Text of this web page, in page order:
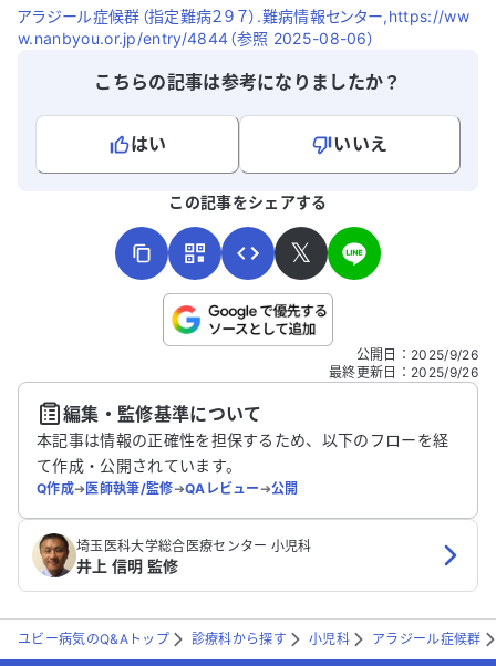
アラジール症候群（指定難病２９７）.難病情報センター,https://ww
w.nanbyou.or.jp/entry/4844（参照 2025-08-06）
こちらの記事は参考になりましたか？
はい
いいえ
こちらは送信専用のフォームです。氏名やご自身の病気の詳細な
送信する
この記事をシェアする
𝕏
公開日 ： 2025/9/26
最終更新日 ： 2025/9/26
編集・監修基準について
本記事は情報の正確性を担保するため、以下のフローを経
て作成・公開されています。
Q作成➔医師執筆/監修➔QAレビュー➔公開
埼玉医科大学総合医療センター 小児科
井上 信明 監修
ユビー病気のQ&Aトップ 診療科から探す 小児科 アラジール症候群